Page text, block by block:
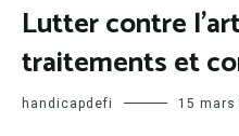
Lutter contre
traitements et
handicapdefi 15 mars